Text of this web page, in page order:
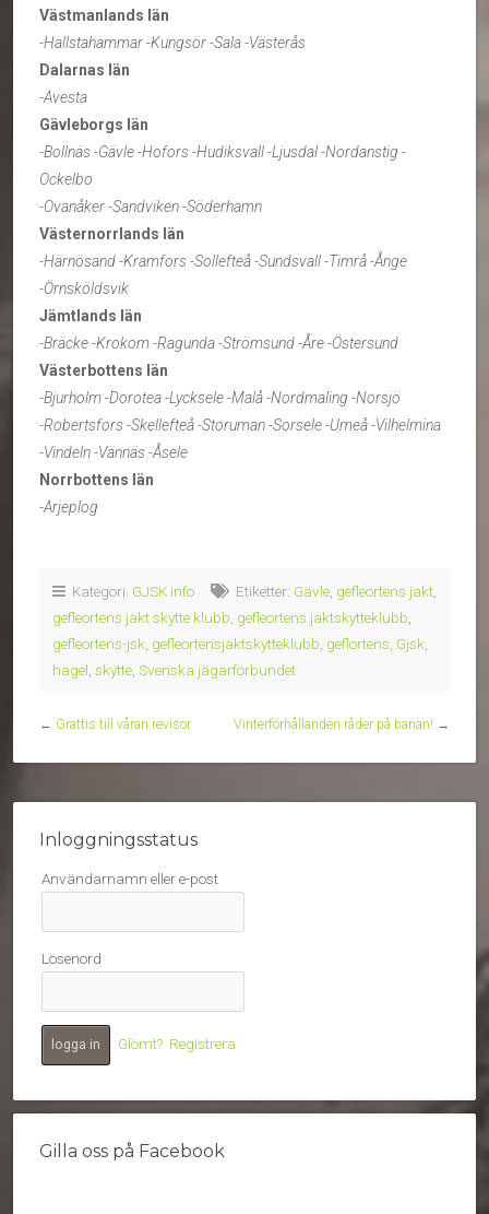
Västmanlands län
-Hallstahammar -Kungsör -Sala -Västerås
Dalarnas län
-Avesta
Gävleborgs län
-Bollnäs -Gävle -Hofors -Hudiksvall -Ljusdal -Nordanstig -
Ockelbo
-Ovanåker -Sandviken -Söderhamn
Västernorrlands län
-Härnösand -Kramfors -Sollefteå -Sundsvall -Timrå -Ånge
-Örnsköldsvik
Jämtlands län
-Bräcke -Krokom -Ragunda -Strömsund -Åre -Östersund
Västerbottens län
-Bjurholm -Dorotea -Lycksele -Malå -Nordmaling -Norsjö
-Robertsfors -Skellefteå -Storuman -Sorsele -Umeå -Vilhelmina
-Vindeln -Vännäs -Åsele
Norrbottens län
-Arjeplog
Kategori: GJSK info Etiketter: Gävle gefleortens jakt
gefleortens jakt skytte klubb gefleortens jaktskytteklubb
gefleortens-jsk gefleortensjaktskytteklubb geflortens Gjsk
hagel skytte Svenska jägarförbundet
← Grattis till våran revisor Vinterförhållanden råder på banan! →
Inloggningsstatus
Användarnamn eller e-post
Lösenord
Glömt? Registrera
Gilla oss på Facebook